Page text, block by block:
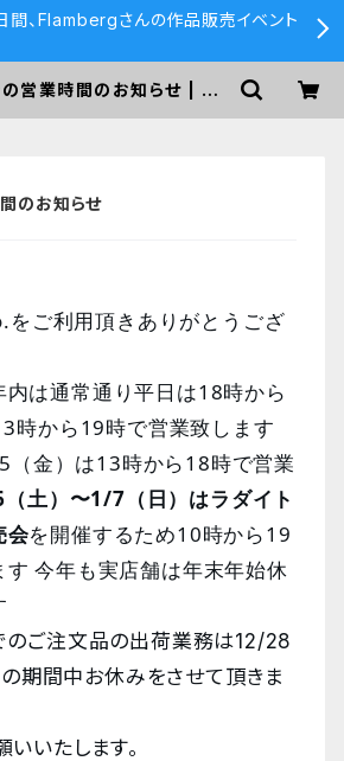
間、Flambergさんの作品販売イベント
営業時間のお知らせ | 59
のお知らせ
ご利用頂きありがとうござ
内は通常通り平日は18時から
時から19時で営業致します
金）は13時から18時で営業
土）〜1/7（日）はラダイト
会を開催するため10時から19
す 今年も実店舗は年末年始休
のご注文品の出荷業務は12/28
の期間中お休みをさせて頂きま
いいたします。